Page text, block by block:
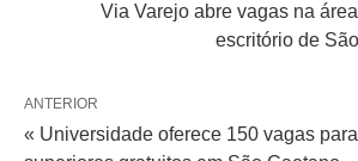
Via Varejo abre vagas na
escritório de
ANTERIOR
« Universidade oferece 150 vagas